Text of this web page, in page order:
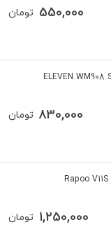
تومان 550,000
تومان 830,000
تومان 1,250,000